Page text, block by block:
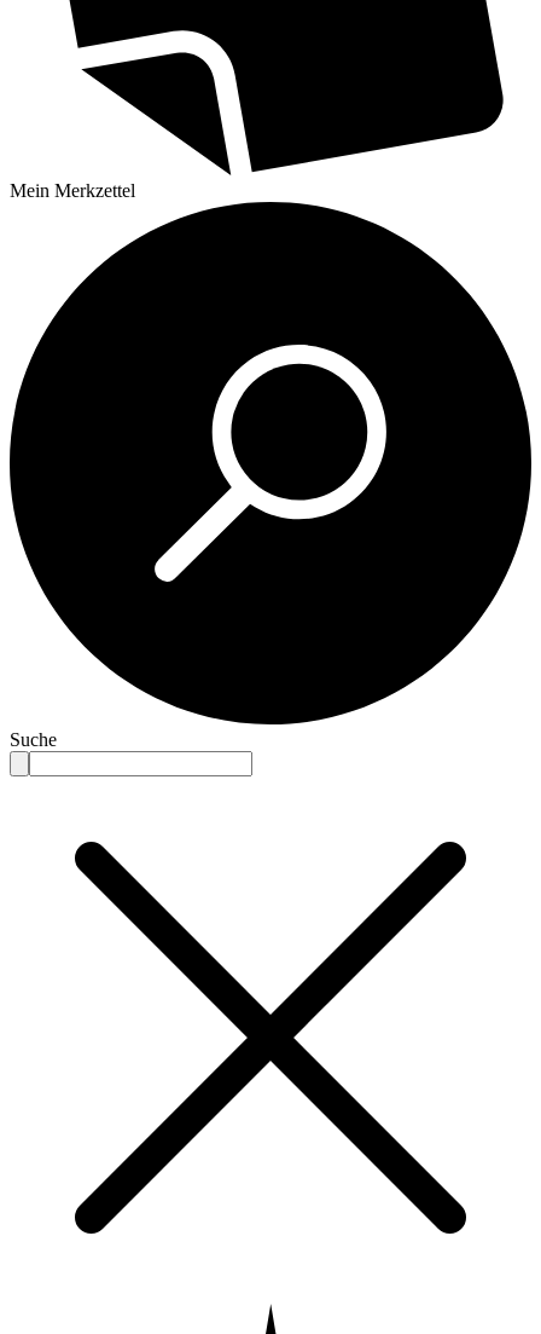
Mein Merkzettel
Suche